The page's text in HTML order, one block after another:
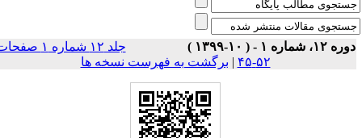
۱۲، شماره ۱ - ( ۱۰-۱۳۹۹ )
جلد ۱۲ شماره ۱ صفحات
۵۲-۴۵
|برگشت به فهرست نسخه ها